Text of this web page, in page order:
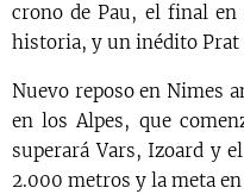
crono de Pau, el final
historia, y un inédito Prat
Nuevo reposo en Nimes
en los Alpes, que
superará Vars, Izoard y
2.000 metros y la meta